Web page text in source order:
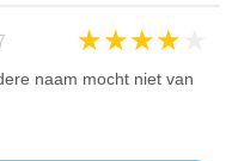
★★★★
naam mocht niet van